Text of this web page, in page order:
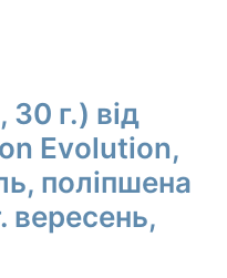
г.) від
Evolution,
поліпшена
вересень,